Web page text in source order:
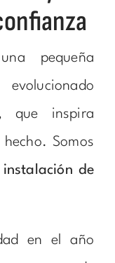
pequeña
que inspira
Somos
instalación de
en el año